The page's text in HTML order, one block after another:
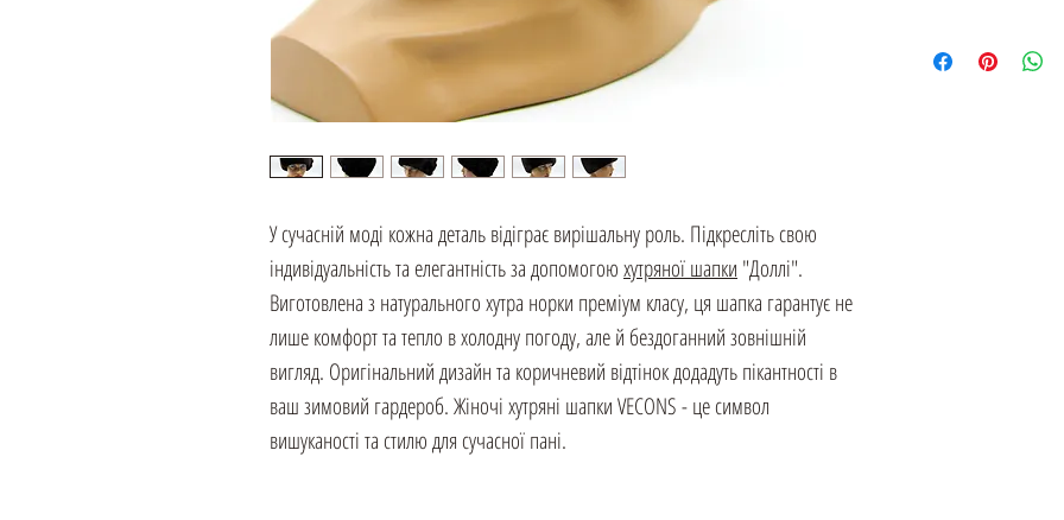
У сучасній моді кожна деталь відіграє вирішальну роль. Підкресліть свою
індивідуальність та елегантність за допомогоюхутряної шапки "Доллі".
Виготовлена з натурального хутра норки преміум класу, ця шапка гарантує не
лише комфорт та тепло в холодну погоду, але й бездоганний зовнішній
вигляд. Оригінальний дизайн та коричневий відтінок додадуть пікантності в
ваш зимовий гардероб. Жіночі хутряні шапки VECONS - це символ
вишуканості та стилю для сучасної пані.